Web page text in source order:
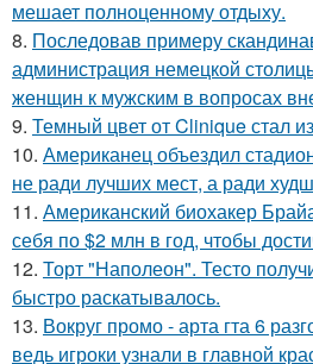
мешает полноценному отдыху.
8. Последовав примеру
администрация немецкой
женщин к мужским в вопросах
9. Темный цвет от Clinique стал
10. Американец объездил
не ради лучших мест, а ради
11. Американский биохакер
себя по $2 млн в год, чтобы
12. Торт "Наполеон". Тесто
быстро раскатывалось.
13. Вокруг промо - арта гта 6
ведь игроки узнали в главной